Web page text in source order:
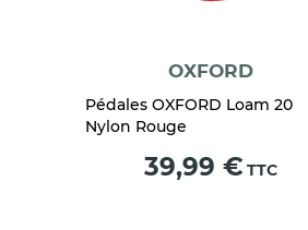
OXFORD
Pédales OXFORD Loam 20
Nylon Rouge
Prix
39,99 € TTC